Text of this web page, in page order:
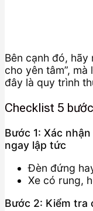
Bên cạnh đó, hãy
cho yên tâm”, mà
đây là quy trình
Checklist 5
Bước 1: Xác
ngay lập tức
Đèn đứng
Xe có rung,
Bước 2: Kiểm tra